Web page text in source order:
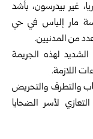
غير بيدرسون، بأشد
مار إلياس في حي
من المدنيين.
لهذه الجريمة
اللازمة.
والتطرف والتحريض
لأسر الضحايا